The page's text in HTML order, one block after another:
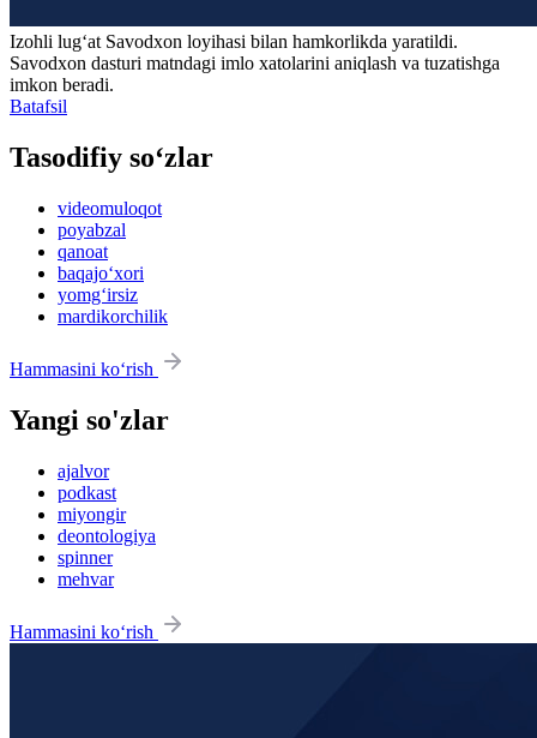
Izohli lugʻat Savodxon loyihasi bilan hamkorlikda yaratildi.
Savodxon dasturi matndagi imlo xatolarini aniqlash va tuzatishga
imkon beradi.
Batafsil
Tasodifiy so‘zlar
videomuloqot
poyabzal
qanoat
baqajo‘xori
yomg‘irsiz
mardikorchilik
Hammasini ko‘rish
Yangi so'zlar
ajalvor
podkast
miyongir
deontologiya
spinner
mehvar
Hammasini ko‘rish